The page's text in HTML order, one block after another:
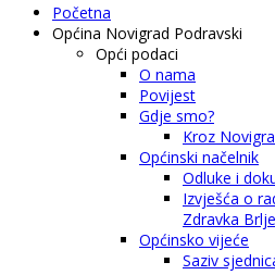
Početna
Općina Novigrad Podravski
Opći podaci
O nama
Povijest
Gdje smo?
Kroz
Općinski načelnik
Odluke i
Izvješća o
Zdravka
Općinsko vijeće
Saziv